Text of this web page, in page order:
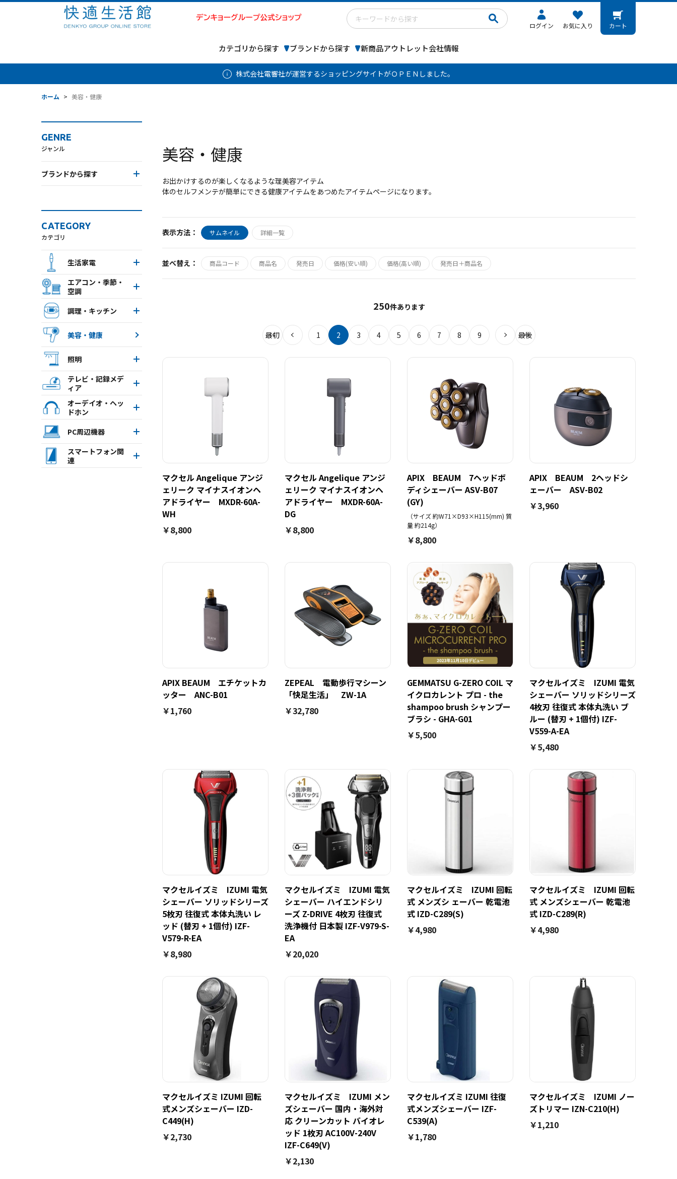
ログイン お気に入り カート
カテゴリから探す ブランドから探す 新商品アウトレット会社情報
株式会社電響社が運営するショッピングサイトがＯＰＥＮしました。
ホーム > 美容・健康
GENRE
ジャンル
ブランドから探す
CATEGORY
カテゴリ
生活家電
エアコン・季節・
空調
調理・キッチン
美容・健康
照明
テレビ・記録メデ
ィア
オーデイオ・ヘッ
ドホン
PC周辺機器
スマートフォン関
連
美容・健康
お出かけするのが楽しくなるような理美容アイテム
体のセルフメンテが簡単にできる健康アイテムをあつめたアイテムページになります。
表示方法： サムネイル 詳細一覧
並べ替え： 商品コード 商品名 発売日 価格(安い順) 価格(高い順) 発売日＋商品名
250件あります
最初 1 2 3 4 5 6 7 8 9 最後
マクセル Angelique アンジ
ェリーク マイナスイオンヘ
アドライヤー MXDR-60A-
WH
￥8,800
マクセル Angelique アンジ
ェリーク マイナスイオンヘ
アドライヤー MXDR-60A-
DG
￥8,800
APIX BEAUM 7ヘッドボ
ディシェーバー ASV-B07
(GY)
（サイズ 約W71×D93×H115(mm) 質
量 約214g）
￥8,800
APIX BEAUM 2ヘッドシ
ェーバー ASV-B02
￥3,960
APIX BEAUM エチケットカ
ッター ANC-B01
￥1,760
ZEPEAL 電動歩行マシーン
「快足生活」 ZW-1A
￥32,780
GEMMATSU G-ZERO COIL マ
イクロカレント プロ - the
shampoo brush シャンプー
ブラシ - GHA-G01
￥5,500
マクセルイズミ IZUMI 電気
シェーバー ソリッドシリーズ
4枚刃 往復式 本体丸洗い ブ
ルー (替刃 + 1個付) IZF-
V559-A-EA
￥5,480
マクセルイズミ IZUMI 電気
シェーバー ソリッドシリーズ
5枚刃 往復式 本体丸洗い レ
ッド (替刃 + 1個付) IZF-
V579-R-EA
￥8,980
マクセルイズミ IZUMI 電気
シェーバー ハイエンドシリ
ーズ Z-DRIVE 4枚刃 往復式
洗浄機付 日本製 IZF-V979-S-
EA
￥20,020
マクセルイズミ IZUMI 回転
式 メンズシ ェーバー 乾電池
式 IZD-C289(S)
￥4,980
マクセルイズミ IZUMI 回転
式 メンズシェーバー 乾電池
式 IZD-C289(R)
￥4,980
マクセルイズミ IZUMI 回転
式メンズシェーバー IZD-
C449(H)
￥2,730
マクセルイズミ IZUMI メン
ズシェーバー 国内・海外対
応 クリーンカット バイオレ
ッド 1枚刃 AC100V-240V
IZF-C649(V)
￥2,130
マクセルイズミ IZUMI 往復
式メンズシェーバー IZF-
C539(A)
￥1,780
マクセルイズミ IZUMI ノー
ズトリマー IZN-C210(H)
￥1,210